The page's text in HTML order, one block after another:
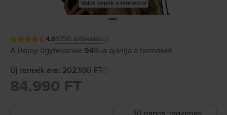
Valós képek a termékről
4.89750 értékelés
A Rejoy ügyfeleinek 94%-a ajánlja a terméket
Új termék ára: 202.100 FT
84.990 FT